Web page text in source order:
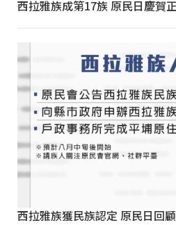
西拉雅族成第17族 原民日慶賀
西拉雅族獲民族認定 原民日回